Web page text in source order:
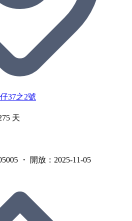
37之2號
天
・ 開放：2025-11-05